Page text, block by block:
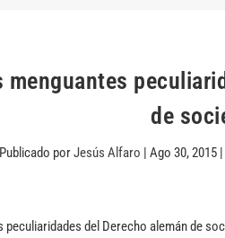
menguantes
de
Publicado porJesús Alfaro |Ago 30, 2015